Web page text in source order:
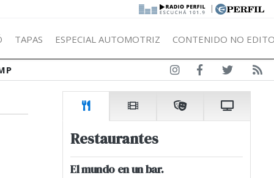
|
TAPAS ESPECIAL AUTOMOTRIZ CONTENIDO NO
Restaurantes
El mundo en un bar.